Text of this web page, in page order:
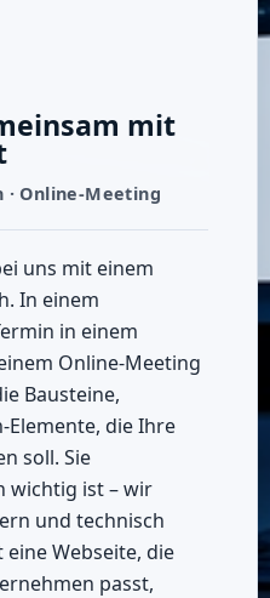
mit
Online‑Meeting
uns mit einem
In einem
in einem
Online‑Meeting
Bausteine,
die Ihre
soll. Sie
wichtig ist – wir
und technisch
Webseite, die
passt,